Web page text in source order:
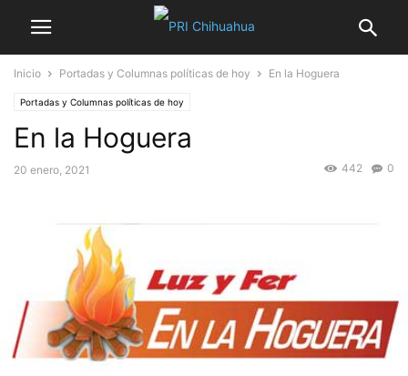
Inicio Portadas y Columnas políticas de hoy En la Hoguera
Portadas y Columnas políticas de hoy
En la Hoguera
20 enero, 2021 0
442